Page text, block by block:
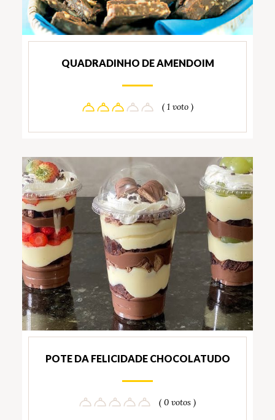
QUADRADINHO DE AMENDOIM
( 1 voto )
POTE DA FELICIDADE CHOCOLATUDO
( 0 votos )